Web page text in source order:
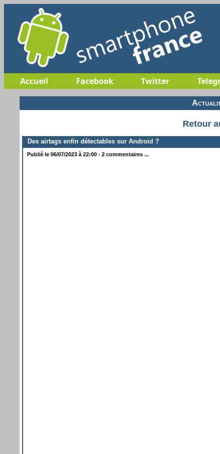
Accueil Facebook Twitter
Retour
Des airtags enfin détectables sur Android ?
Publié le 06/07/2023 à 22:00 - 2 commentaires ...